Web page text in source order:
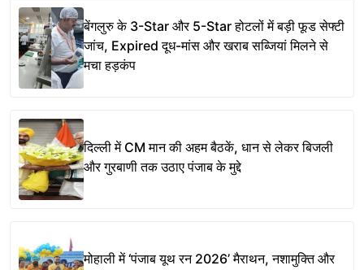
बेंगलुरु के 3-Star और 5-Star होटलों में बड़ी फूड सेफ्टी
जांच, Expired दूध-मांस और खराब सब्जियां मिलने से
मचा हड़कंप
दिल्ली में CM मान की अहम बैठकें, धान से लेकर बिजली
और गुरबाणी तक उठाए पंजाब के मुद्दे
मोहाली में ‘पंजाब यूथ रन 2026’ मैराथन, नशामुक्ति और